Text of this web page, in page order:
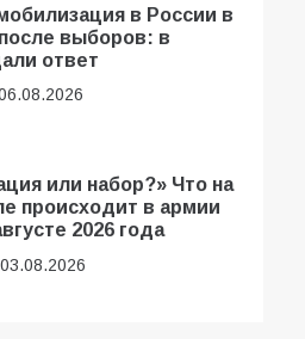
в России в
выборов: в
ответ
или набор?» Что на
происходит в армии
2026 года
03.08.2026